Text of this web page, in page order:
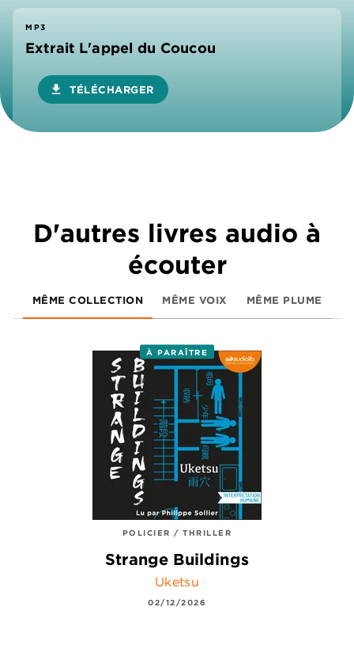
MP3
Extrait L'appel du Coucou
download TÉLÉCHARGER
D'autres livres audio à
écouter
MÊME COLLECTION MÊME VOIX MÊME PLUME
À PARAÎTRE
POLICIER / THRILLER
Strange Buildings
Uketsu
02/12/2026